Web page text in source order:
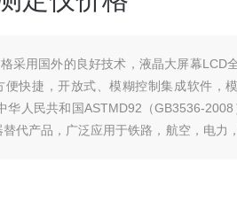
采用国外的良好技术，液晶大屏幕LCD
快捷，开放式、模糊控制集成软件，
华人民共和国ASTMD92（GB3536-2008
代产品，广泛应用于铁路，航空，电力